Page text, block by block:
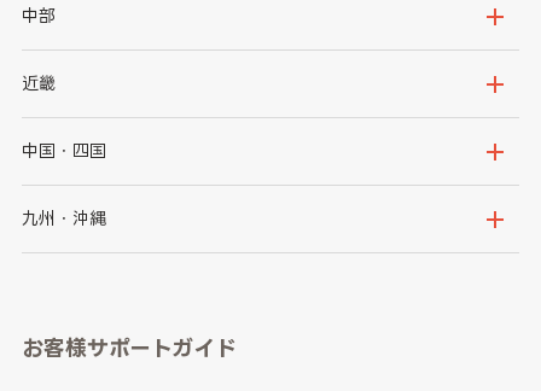
岩手県
秋田県
茨城県
群馬県
千葉県
神奈川県
中部
新潟県
石川県
山梨県
愛知県
近畿
大阪府
京都府
和歌山県
中国・四国
鳥取県
山口県
九州・沖縄
長崎県
お客様サポートガイド